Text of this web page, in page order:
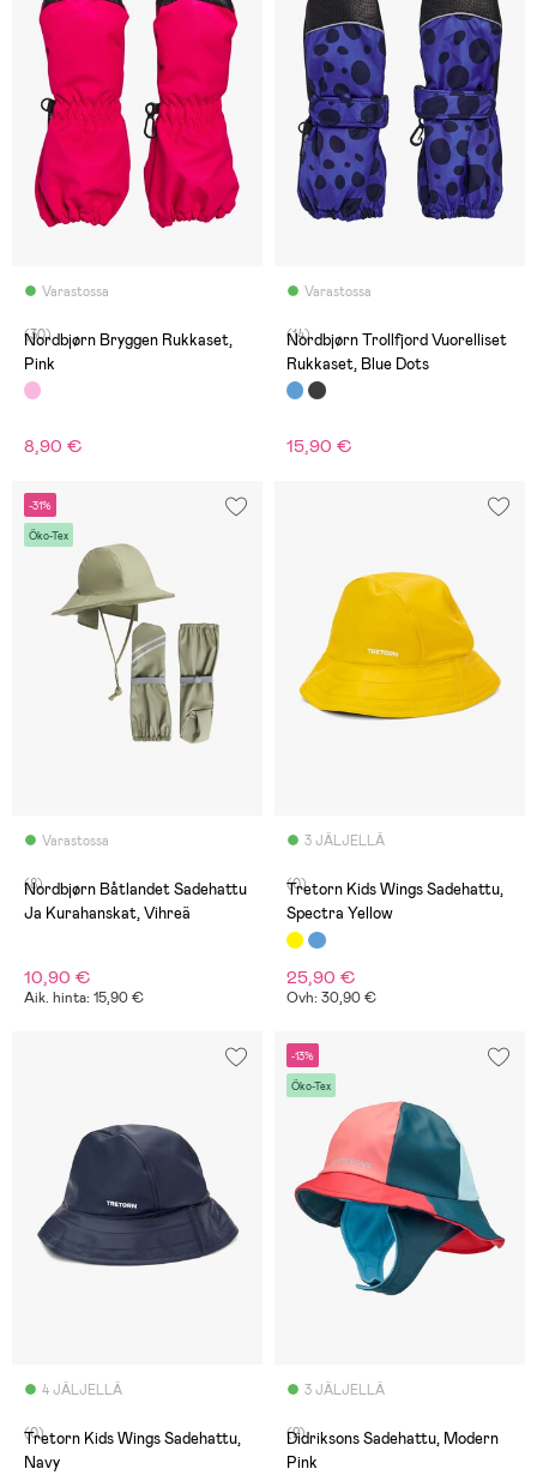
Varastossa
(30)
Nordbjørn Bryggen Rukkaset,
Pink
8,90 €
Varastossa
(14)
Nordbjørn Trollfjord Vuorelliset
Rukkaset, Blue Dots
15,90 €
-31%
Öko-Tex
Varastossa
(8)
Nordbjørn Båtlandet Sadehattu
Ja Kurahanskat, Vihreä
10,90 €
Aik. hinta: 15,90 €
3 JÄLJELLÄ
(0)
Tretorn Kids Wings Sadehattu,
Spectra Yellow
25,90 €
Ovh: 30,90 €
4 JÄLJELLÄ
(0)
Tretorn Kids Wings Sadehattu,
Navy
-13%
Öko-Tex
3 JÄLJELLÄ
(2)
Didriksons Sadehattu, Modern
Pink